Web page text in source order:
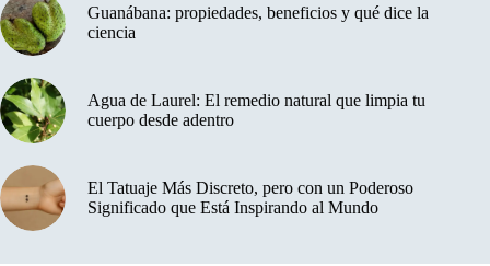
Guanábana: propiedades, beneficios y qué dice la
ciencia
Agua de Laurel: El remedio natural que limpia tu
cuerpo desde adentro
El Tatuaje Más Discreto, pero con un Poderoso
Significado que Está Inspirando al Mundo